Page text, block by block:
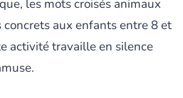
les mots croisés animaux
aux enfants entre 8 et
activité travaille en silence